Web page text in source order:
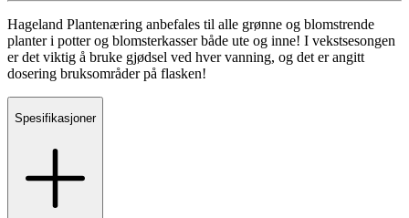
Hageland Plantenæring anbefales til alle grønne og blomstrende
planter i potter og blomsterkasser både ute og inne! I vekstsesongen
er det viktig å bruke gjødsel ved hver vanning, og det er angitt
dosering bruksområder på flasken!
Spesifikasjoner